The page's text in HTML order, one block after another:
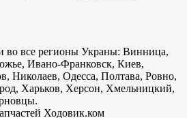
во все регионы Украны: Винница,
Ивано-Франковск, Киев,
Николаев, Одесса, Полтава, Ровно,
Харьков, Херсон, Хмельницкий,
Ходовик.ком